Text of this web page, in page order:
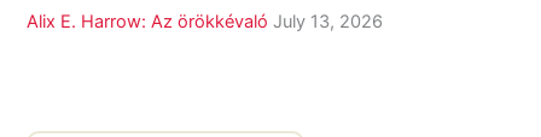
Alix E. Harrow: Az örökkévaló July 13, 2026